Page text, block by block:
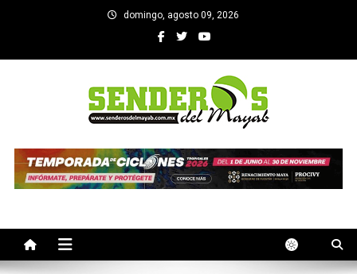
domingo, agosto 09, 2026
SENDEROS DEL MAYAB